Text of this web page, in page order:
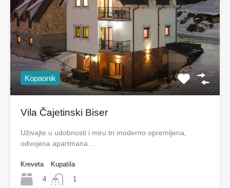
Kopaonik
Vila Čajetinski Biser
Uživajte u udobnosti i miru tri moderno opremljena,
odvojena apartmana…
Kreveta
4
Kupatila
1